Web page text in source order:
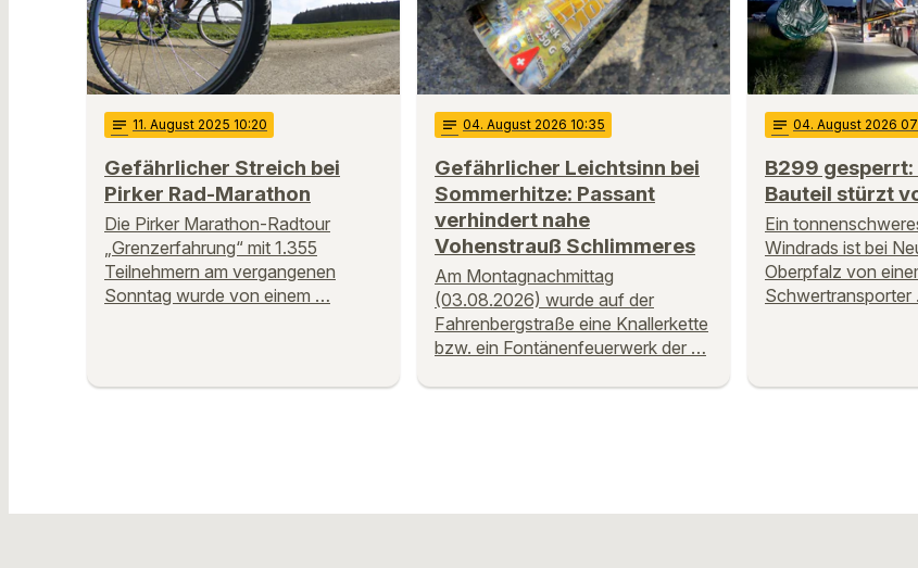
notes 11. August 2025 10:20
Gefährlicher Streich bei
Pirker Rad-Marathon
Die Pirker Marathon-Radtour
„Grenzerfahrung“ mit 1.355
Teilnehmern am vergangenen
Sonntag wurde von einem …
notes 04. August 2026 10:35
Gefährlicher Leichtsinn bei
Sommerhitze: Passant
verhindert nahe
Vohenstrauß Schlimmeres
Am Montagnachmittag
(03.08.2026) wurde auf der
Fahrenbergstraße eine Knallerkette
bzw. ein Fontänenfeuerwerk der …
notes 04. August 2026
B299
Bauteil stürzt
Ein
Windrads ist bei
Oberpfalz von